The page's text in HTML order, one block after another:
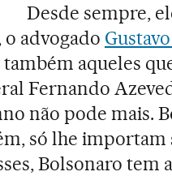
Desde sempre,
o advogado
também aqueles
Fernando
não pode mais.
só lhe importam
Bolsonaro tem